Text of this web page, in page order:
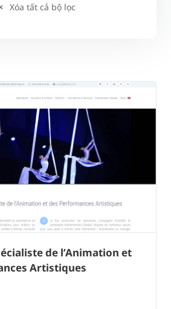
Xóa tất cả bộ lọc
de l’Animation et
Artistiques